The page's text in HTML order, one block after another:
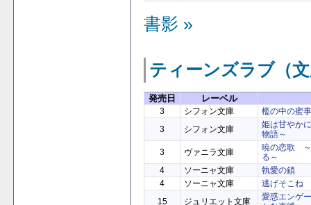
書影 »
ティーンズラブ（
発売日 レーベル
3 シフォン文庫
檻の中の蜜事
3
シフォン文庫
姫は甘やか
物語～
3
ヴァニラ文庫
暁の恋歌 ～
る～
4
ソーニャ文庫
執愛の鎖
4
ソーニャ文庫
逃げそこね
15
ジュリエット文庫
愛惑エンゲ